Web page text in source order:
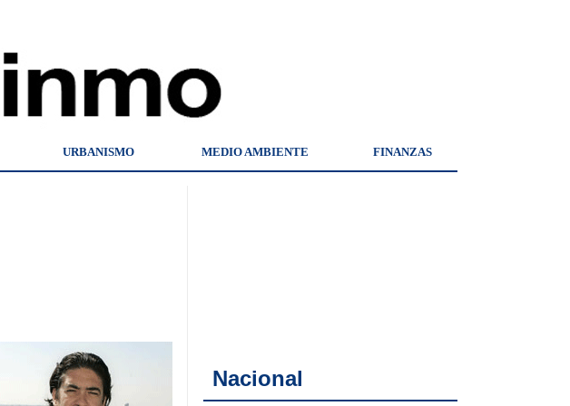
URBANISMO MEDIO AMBIENTE FINANZAS
Nacional